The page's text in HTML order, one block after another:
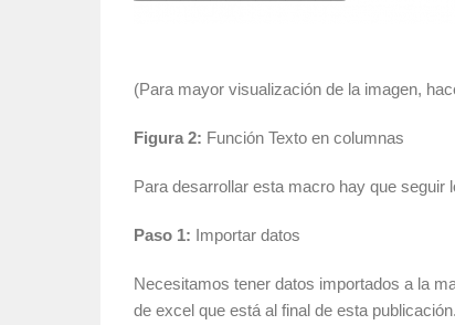
(Para mayor visualización de la imagen,
Figura 2: Función Texto en columnas
Para desarrollar esta macro hay que seguir
Paso 1: Importar datos
Necesitamos tener datos importados a la
de excel que está al final de esta